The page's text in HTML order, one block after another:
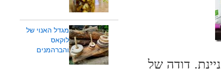
דודה של
מגדל האנוי של
לוקאס
והברהמנים